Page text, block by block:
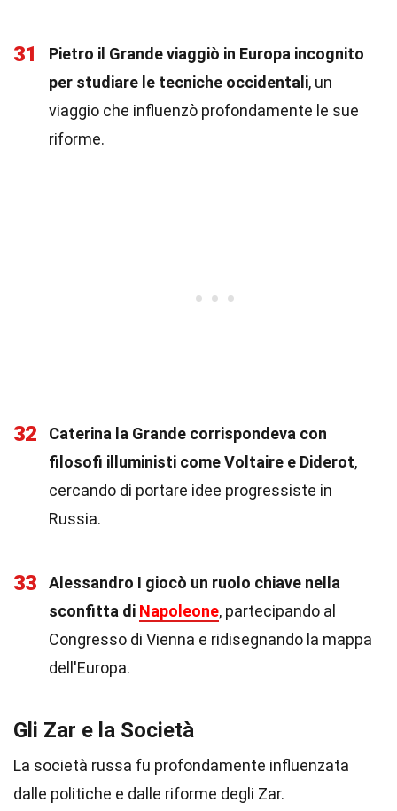
31
Pietro il Grande viaggiò in Europa incognito
per studiare le tecniche occidentali, un
viaggio che influenzò profondamente le sue
riforme.
32
Caterina la Grande corrispondeva con
filosofi illuministi come Voltaire e Diderot,
cercando di portare idee progressiste in
Russia.
33
Alessandro I giocò un ruolo chiave nella
sconfitta di Napoleone, partecipando al
Congresso di Vienna e ridisegnando la mappa
dell'Europa.
Gli Zar e la Società
La società russa fu profondamente influenzata
dalle politiche e dalle riforme degli Zar.